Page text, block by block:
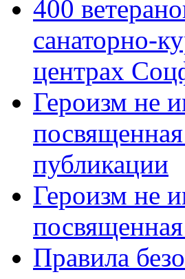
400
санаторно-
центрах
Героизм не
публикации
Героизм не
Правила